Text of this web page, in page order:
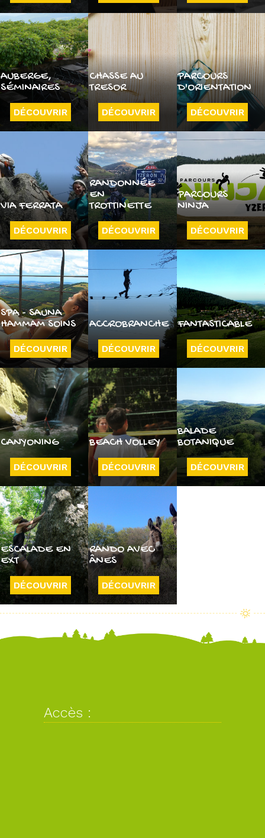
AUBERGE,
SÉMINAIRES
DÉCOUVRIR
CHASSE AU
TRESOR
DÉCOUVRIR
PARCOURS
D'ORIENTATION
DÉCOUVRIR
VIA FERRATA
DÉCOUVRIR
RANDONNÉE
EN
TROTTINETTE
DÉCOUVRIR
PARCOURS
NINJA
DÉCOUVRIR
SPA - SAUNA
HAMMAM SOINS
DÉCOUVRIR
ACCROBRANCHE
DÉCOUVRIR
FANTASTICABLE
DÉCOUVRIR
CANYONING
DÉCOUVRIR
BEACH VOLLEY
DÉCOUVRIR
BALADE
BOTANIQUE
DÉCOUVRIR
ESCALADE EN
EXT
DÉCOUVRIR
RANDO AVEC
ÂNES
DÉCOUVRIR
Accès :